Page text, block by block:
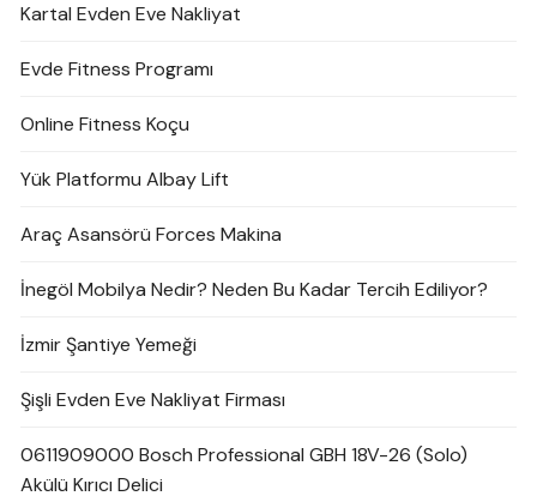
Kartal Evden Eve Nakliyat
Evde Fitness Programı
Online Fitness Koçu
Yük Platformu Albay Lift
Araç Asansörü Forces Makina
İnegöl Mobilya Nedir? Neden Bu Kadar Tercih Ediliyor?
İzmir Şantiye Yemeği
Şişli Evden Eve Nakliyat Firması
0611909000 Bosch Professional GBH 18V-26 (Solo)
Akülü Kırıcı Delici